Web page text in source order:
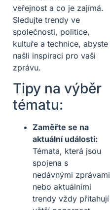
veřejnost a co je zajímá.
Sledujte trendy ve
společnosti, politice,
kultuře a technice, abyste
našli inspiraci pro vaši
zprávu.
Tipy na výběr
tématu:
Zaměřte se na
aktuální události:
Témata, která jsou
spojena s
nedávnými zprávami
nebo aktuálními
trendy vždy přitahují